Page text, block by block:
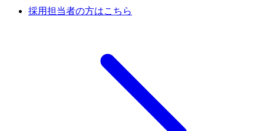
採用担当者の方はこちら